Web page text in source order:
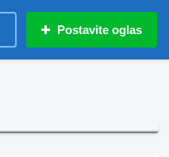
Postavite oglas